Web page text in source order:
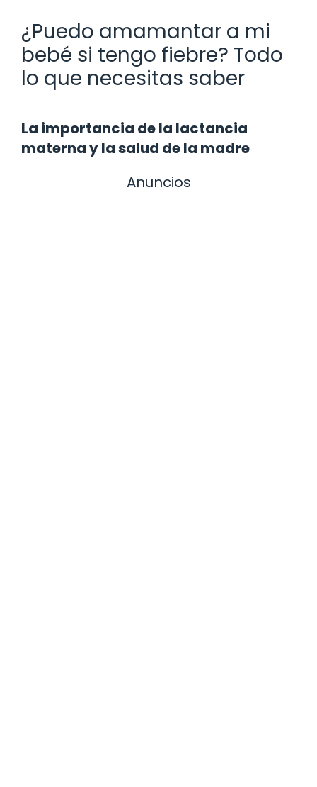
¿Puedo amamantar a mi
bebé si tengo fiebre? Todo
lo que necesitas saber
La importancia de la lactancia
materna y la salud de la madre
Anuncios